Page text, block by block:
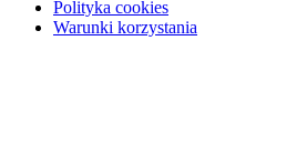
Polityka cookies
Warunki korzystania